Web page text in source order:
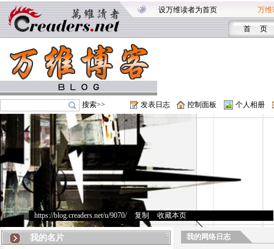
设万维读者为首页 万维
首 页
搜索>> 发表日志 控制面板 个人相册
https://blog.creaders.net/u/9070/> 复制 收藏本页
我的名片 我的网络日志